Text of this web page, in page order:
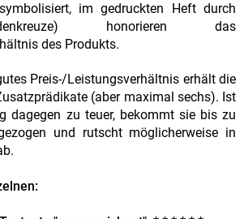
im gedruckten Heft durch
honorieren das
des Produkts.
Preis-/Leistungsverhältnis erhält die
(aber maximal sechs). Ist
dagegen zu teuer, bekommt sie bis zu
und rutscht möglicherweise in